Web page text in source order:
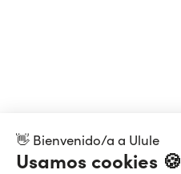
👋 Bienvenido/a a Ulule
Usamos cookies 🍪